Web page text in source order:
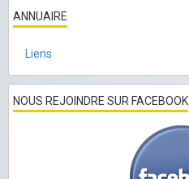
ANNUAIRE
Liens
NOUS REJOINDRE SUR FACEBOOK